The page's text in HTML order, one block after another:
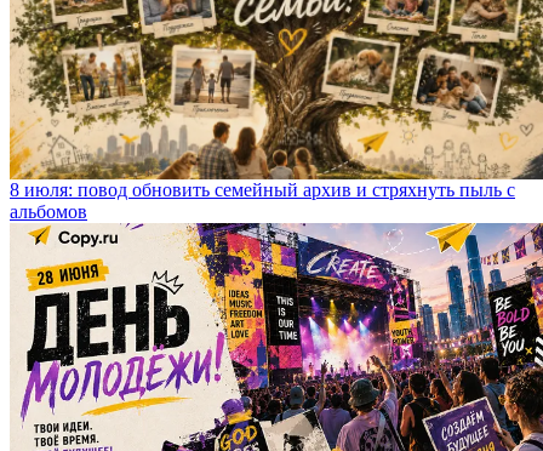
8 июля: повод обновить семейный архив и стряхнуть пыль с
альбомов